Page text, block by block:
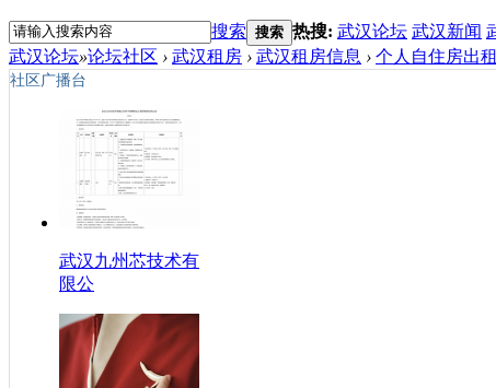
搜索 搜索 热搜: 武汉论坛 武汉新闻
武汉论坛»论坛社区 › 武汉租房 › 武汉租房信息 › 个人自住房出
社区广播台
武汉九州芯技术有
限公